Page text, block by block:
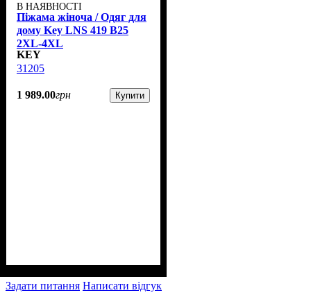
В НАЯВНОСТІ
Піжама жіноча / Одяг для
дому Key LNS 419 B25
2XL-4XL
KEY
31205
1 989.00грн Купити
Задати питання Написати відгук